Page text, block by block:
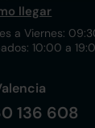
llegar
a Viernes:
10:00 a
136 608